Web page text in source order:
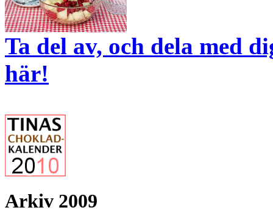
Ta del av, och dela med
här!
Arkiv 2009